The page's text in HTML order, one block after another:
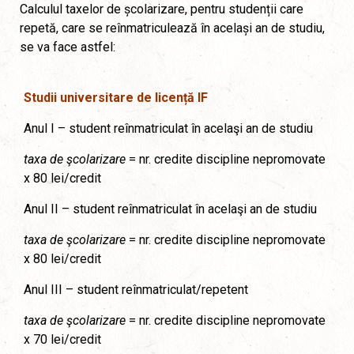
Calculul taxelor de școlarizare, pentru studenții care
repetă, care se reînmatriculează în același an de studiu,
se va face astfel:
Studii universitare de licență IF
Anul I – student reînmatriculat în acelaşi an de studiu
taxa de şcolarizare = nr. credite discipline nepromovate
x 80 lei/credit
Anul II – student reînmatriculat în acelaşi an de studiu
taxa de şcolarizare = nr. credite discipline nepromovate
x 80 lei/credit
Anul III – student reînmatriculat/repetent
taxa de şcolarizare = nr. credite discipline nepromovate
x 70 lei/credit